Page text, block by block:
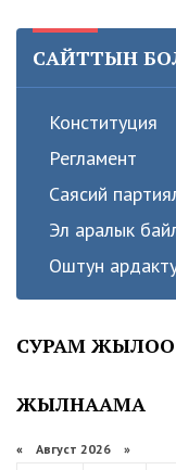
САЙТТЫН
Конституция
Регламент
Саясий
Эл аралык
Оштун
СУРАМ ЖЫЛОО
ЖЫЛНААМА
« Август 2026 »